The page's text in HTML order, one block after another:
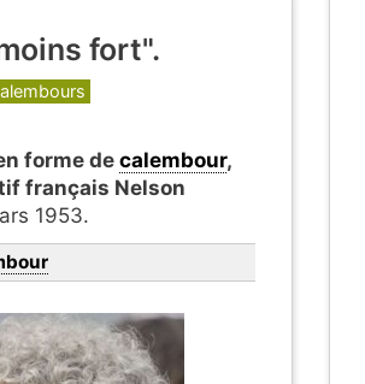
fort".
forme de calembour,
français Nelson
1953.